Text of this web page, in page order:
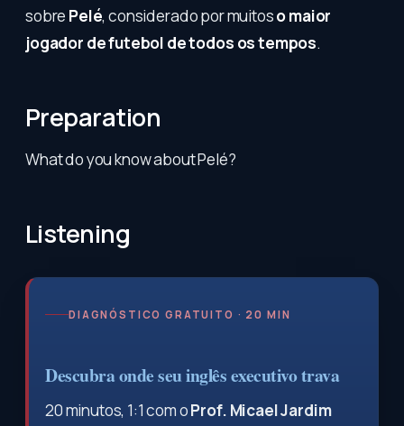
sobre Pelé, considerado por muitoso maior
jogador de futebol de todos os tempos.
Preparation
What do you know about Pelé?
Listening
DIAGNÓSTICO GRATUITO · 20 MIN
Descubra onde seu inglês executivo trava
20 minutos, 1:1 com oProf. Micael Jardim